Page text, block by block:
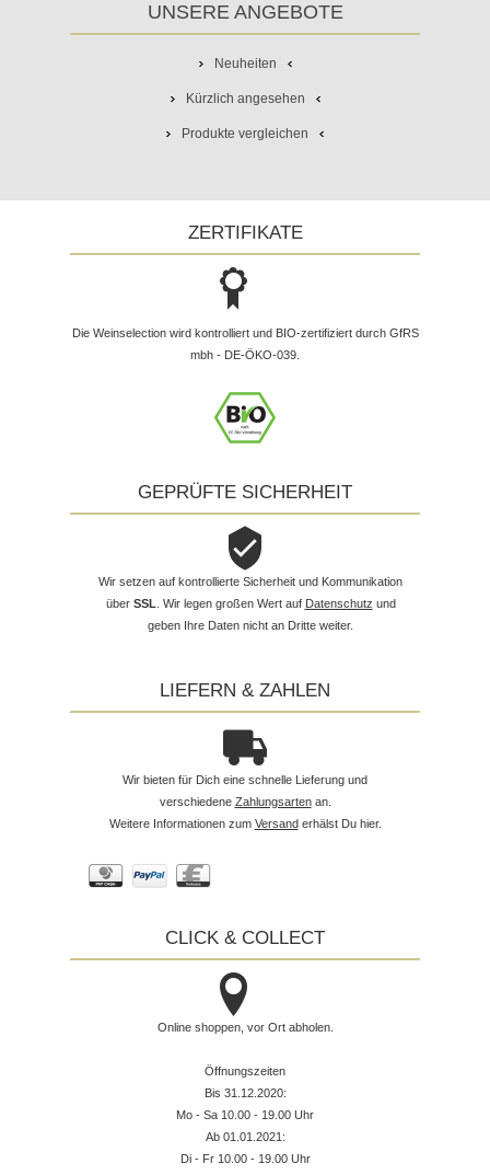
UNSERE ANGEBOTE
Neuheiten
Kürzlich angesehen
Produkte vergleichen
ZERTIFIKATE
Die Weinselection wird kontrolliert und BIO-zertifiziert durch GfRS
mbh - DE-ÖKO-039.
GEPRÜFTE SICHERHEIT
Wir setzen auf kontrollierte Sicherheit und Kommunikation
über SSL. Wir legen großen Wert auf Datenschutz und
geben Ihre Daten nicht an Dritte weiter.
LIEFERN & ZAHLEN
Wir bieten für Dich eine schnelle Lieferung und
verschiedene Zahlungsartenan.
Weitere Informationen zum Versand erhälst Du hier.
CLICK & COLLECT
Online shoppen, vor Ort abholen.
Öffnungszeiten
Bis 31.12.2020:
Mo - Sa 10.00 - 19.00 Uhr
Ab 01.01.2021:
Di - Fr 10.00 - 19.00 Uhr